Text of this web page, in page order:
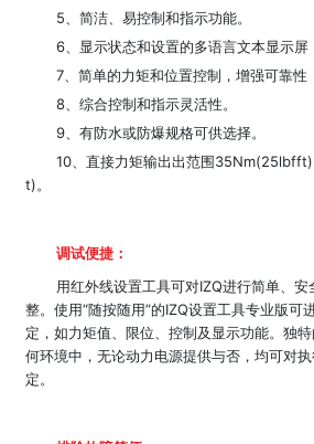
5、简洁、易控制和指示功能。
6、显示状态和设置的多语言文本显示屏
7、简单的力矩和位置控制，增强可靠性
8、综合控制和指示灵活性。
9、有防水或防爆规格可供选择。
10、直接力矩输出出范围
t)。
调试便捷：
用红外线设置工具可对IZQ进行简单、
整。使用“随按随用”的IZQ设置工具专业版可
定，如力矩值、限位、控制及显示功能。独
何环境中，无论动力电源提供与否，均可对
定。